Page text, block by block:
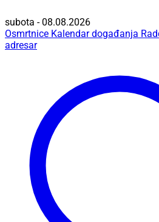
subota - 08.08.2026
Osmrtnice Kalendar događanja
adresar